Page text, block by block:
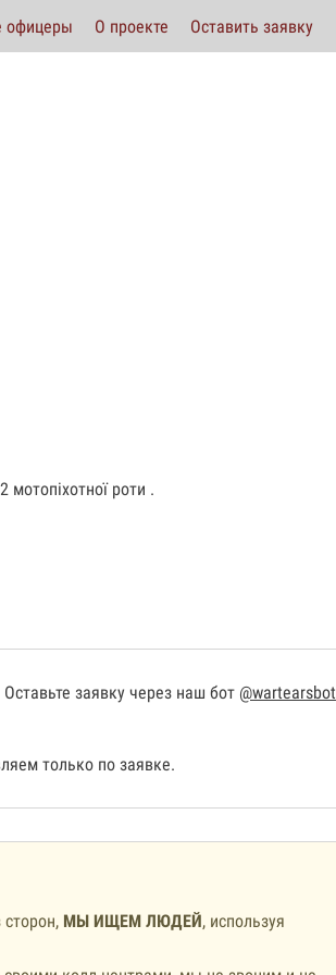
офицеры О проекте Оставить заявку
мотопіхотної роти .
заявку через наш бот @wartearsbot
только по заявке.
МЫ ИЩЕМ ЛЮДЕЙ, используя